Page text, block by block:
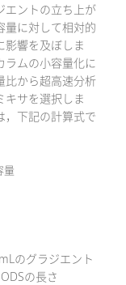
エントの立ち上が
量に対して相対的
影響を及ぼしま
ムの小容量化に
比から超高速分析
キサを選択しま
下記の計算式で
量
のグラジエント
の長さ